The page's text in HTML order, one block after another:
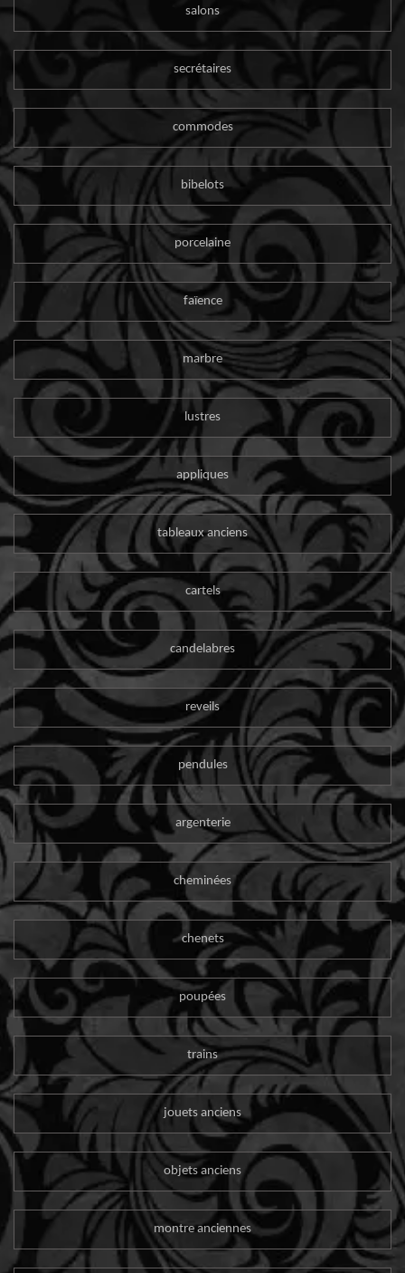
salons
secrétaires
commodes
bibelots
porcelaine
faïence
marbre
lustres
appliques
tableaux anciens
cartels
candelabres
reveils
pendules
argenterie
cheminées
chenets
poupées
trains
jouets anciens
objets anciens
montre anciennes